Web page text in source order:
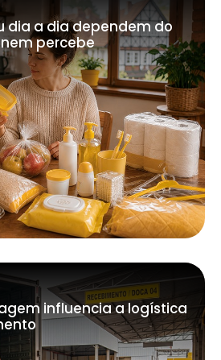
dia a dia dependem do
percebe
influencia a logística